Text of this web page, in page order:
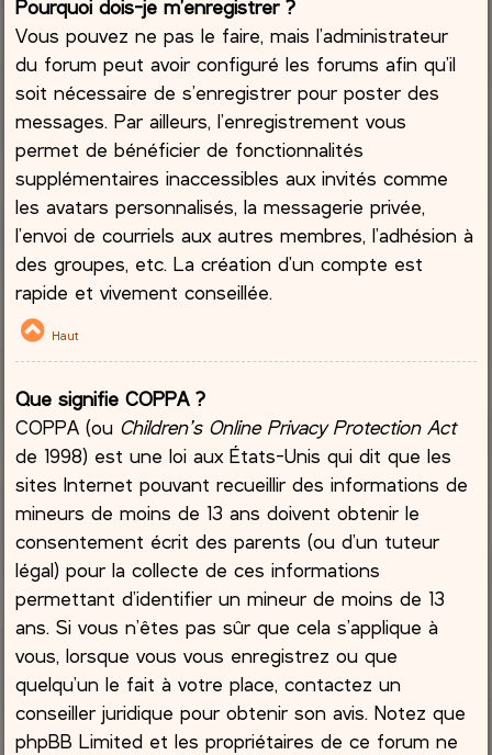
Pourquoi dois-je m’enregistrer ?
Vous pouvez ne pas le faire, mais l’administrateur
du forum peut avoir configuré les forums afin qu’il
soit nécessaire de s’enregistrer pour poster des
messages. Par ailleurs, l’enregistrement vous
permet de bénéficier de fonctionnalités
supplémentaires inaccessibles aux invités comme
les avatars personnalisés, la messagerie privée,
l’envoi de courriels aux autres membres, l’adhésion à
des groupes, etc. La création d’un compte est
rapide et vivement conseillée.
Haut
Que signifie COPPA ?
COPPA (ou Children’s Online Privacy Protection Act
de 1998) est une loi aux États-Unis qui dit que les
sites Internet pouvant recueillir des informations de
mineurs de moins de 13 ans doivent obtenir le
consentement écrit des parents (ou d’un tuteur
légal) pour la collecte de ces informations
permettant d’identifier un mineur de moins de 13
ans. Si vous n’êtes pas sûr que cela s’applique à
vous, lorsque vous vous enregistrez ou que
quelqu’un le fait à votre place, contactez un
conseiller juridique pour obtenir son avis. Notez que
phpBB Limited et les propriétaires de ce forum ne